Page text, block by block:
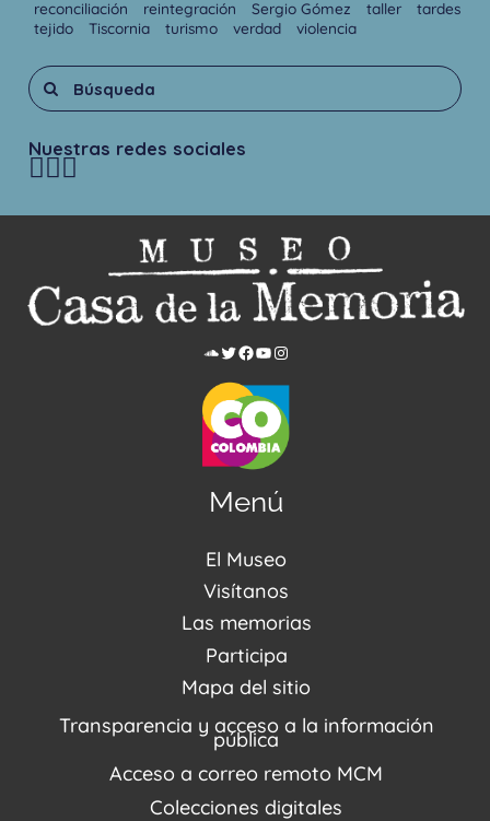
reconciliación reintegración Sergio Gómez taller
tardes
tejido
Tiscornia turismo verdad violencia
Nuestras redes sociales
Menú
El Museo
Acerca de nosotros
Noticias
Visítanos
Visítanos
Reserva tus espacios
Agenda / Programación
Recorridos Virtuales
Las memorias
Centro de Recursos
Repositorio (MUSEO / CASA / MEMORIA)
Narrativas del conflicto
Proyectos
Enlaces de memorias
Fondo Editorial
Participa
Estímulos
Mapa del sitio
Transparencia y acceso a la información
pública
Acceso a correo remoto MCM
Colecciones digitales